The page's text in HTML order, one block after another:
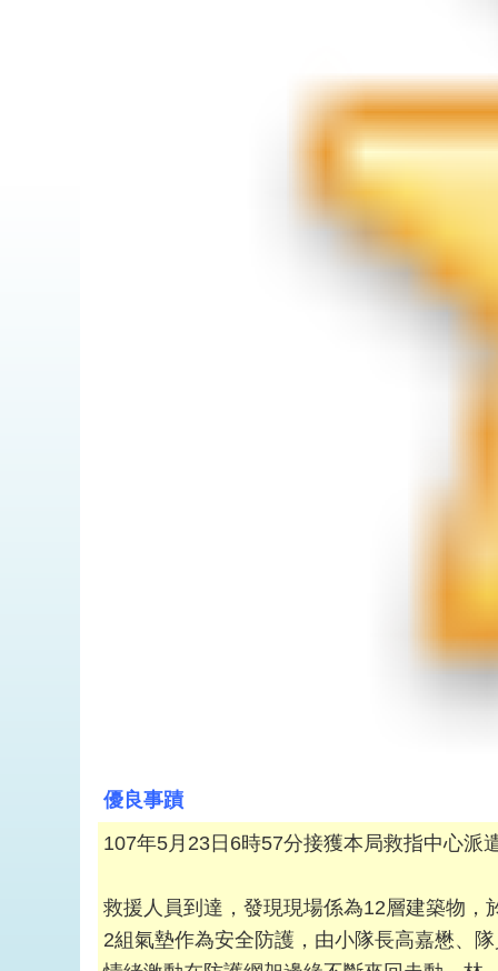
優良事蹟
107年5月23日6時57分接獲本局救指中心派
救援人員到達，發現現場係為12層建築物
2組氣墊作為安全防護，由小隊長高嘉懋、